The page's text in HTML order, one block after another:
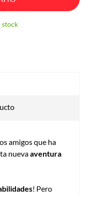
stock
amigos que ha
nuevaaventura
! Pero